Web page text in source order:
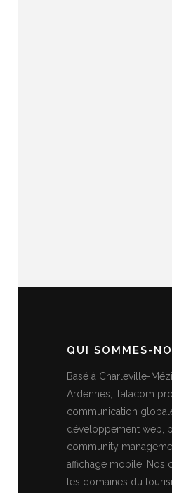
QUI SOMMES-
Basé à Charleville-
Ardennes, Talacom
communication
développement web,
community
affichage mobile. Nos
les domaines du